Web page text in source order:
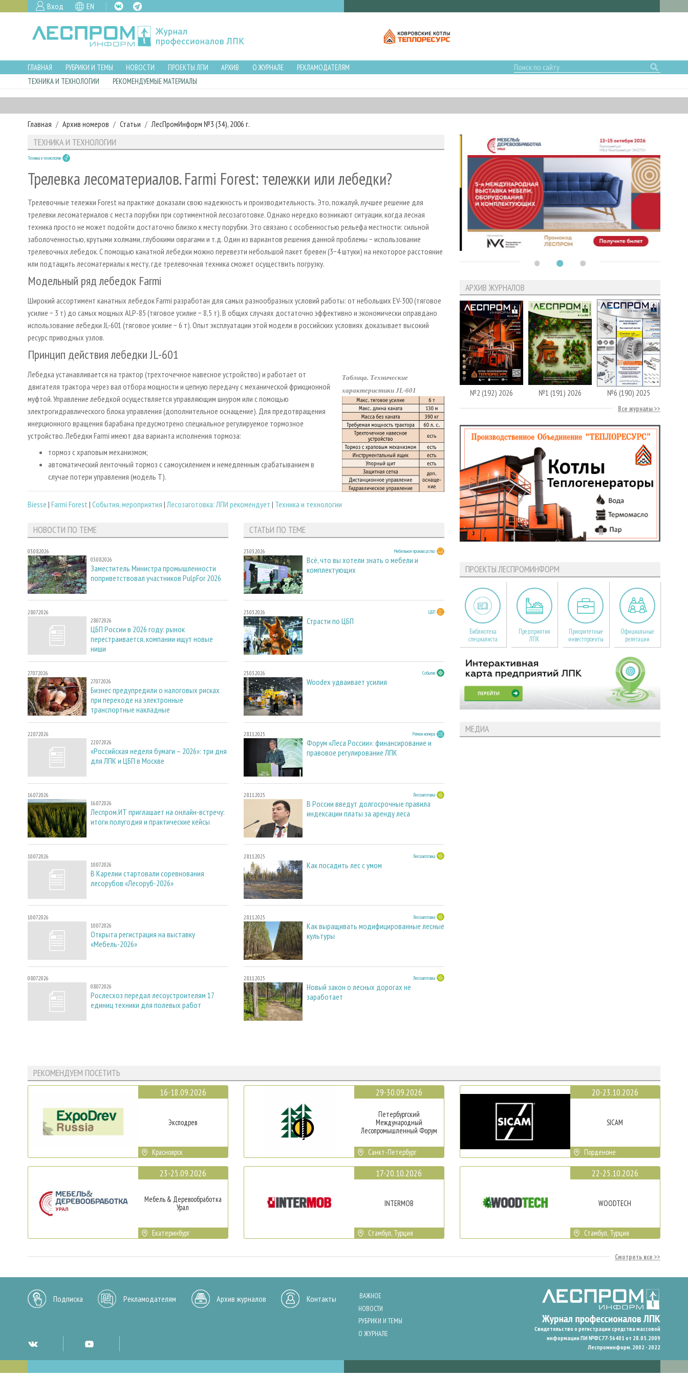
Вход EN
ГЛАВНАЯ РУБРИКИ И ТЕМЫ НОВОСТИ ПРОЕКТЫ ЛПИ АРХИВ О ЖУРНАЛЕ
РЕКЛАМОДАТЕЛЯМ
ТЕХНИКА И ТЕХНОЛОГИИ
РЕКОМЕНДУЕМЫЕ МАТЕРИАЛЫ
Главная Архив номеров Статьи ЛесПромИнформ №3 (34), 2006 г.
ТЕХНИКА И ТЕХНОЛОГИИ
Техника и технологии
Трелевка лесоматериалов. Farmi Forest: тележки или лебедки?
Трелевочные тележки Forest на практике доказали свою надежность и производительность. Это, пожалуй, лучшее решение для
трелевки лесоматериалов с места порубки при сортиментной лесозаготовке. Однако нередко возникают ситуации, когда лесная
техника просто не может подойти достаточно близко к месту порубки. Это связано с особенностью рельефа местности: сильной
заболоченностью, крутыми холмами, глубокими оврагами и т.д. Один из вариантов решения данной проблемы − использование
трелевочных лебедок. С помощью канатной лебедки можно перевезти небольшой пакет бревен (3−4 штуки) на некоторое расстояние
или подтащить лесоматериалы к месту, где трелевочная техника сможет осуществить погрузку.
Модельный ряд лебедок Farmi
Широкий ассортимент канатных лебедок Farmi разработан для самых разнообразных условий работы: от небольших EV-300 (тяговое
усилие − 3 т) до самых мощных ALP-85 (тяговое усилие − 8,5 т). В общих случаях дос­таточно эффективно и экономически оправдано
использование лебедки JL-601 (тяговое усилие − 6 т). Опыт эксплуатации этой модели в российских условиях доказывает высокий
ресурс приводных узлов.
Принцип действия лебедки JL-601
Таблица. Технические
характеристики JL-601
Лебедка устанавливается на трактор (трехточечное навесное устройство) и работает от
двигателя трактора через вал отбора мощности и цепную передачу с механической фрикционной
муфтой. Управление лебедкой осуществляется управляющим шнуром или с помощью
электрогидравлического блока управления (дополнительное оснащение). Для предотвращения
инерционного вращения барабана предусмотрено специальное регулируемое тормозное
устройство. Лебедки Farmi имеют два варианта исполнения тормоза:
тормоз с храповым механизмом;
автоматический ленточный тормоз с самоусилением и немедленным срабатыванием в
случае потери управления (модель T).
Biesse | Farmi Forest | События, мероприятия | Лесозаготовка: ЛПИ рекомендует | Техника и технологии
НОВОСТИ ПО ТЕМЕ
03.08.2026
03.08.2026
Заместитель Министра промышленности
поприветствовал участников PulpFor 2026
28.07.2026
28.07.2026
ЦБП России в 2026 году: рынок
перестраивается, компании ищут новые
ниши
27.07.2026
27.07.2026
Бизнес предупредили о налоговых рисках
при переходе на электронные
транспортные накладные
22.07.2026
22.07.2026
«Российская неделя бумаги – 2026»: три дня
для ЛПК и ЦБП в Москве
16.07.2026
16.07.2026
Леспром.ИТ приглашает на онлайн-встречу:
итоги полугодия и практические кейсы
10.07.2026
10.07.2026
В Карелии стартовали соревнования
лесорубов «Лесоруб-2026»
10.07.2026
10.07.2026
Открыта регистрация на выставку
«Мебель-2026»
08.07.2026
08.07.2026
Рослесхоз передал лесоустроителям 17
единиц техники для полевых работ
СТАТЬИ ПО ТЕМЕ
23.03.2026 Мебельное производство
Всё, что вы хотели знать о мебели и
комплектующих
23.03.2026 ЦБП
Страсти по ЦБП
23.03.2026 События
Woodex удваивает усилия
28.11.2025 Регион номера
Форум «Леса России»: финансирование и
правовое регулирование ЛПК
28.11.2025 Лесозаготовка
В России введут долгосрочные правила
индексации платы за аренду леса
28.11.2025 Лесозаготовка
Как посадить лес с умом
28.11.2025 Лесозаготовка
Как выращивать модифицированные лесные
культуры
28.11.2025 Лесозаготовка
Новый закон о лесных дорогах не
заработает
АРХИВ ЖУРНАЛОВ
№2 (192) 2026 №1 (191) 2026 №6 (190) 2025
Все журналы
ПРОЕКТЫ ЛЕСПРОМИНФОРМ
Библиотека
специалиста
Предприятия
ЛПК
Приоритетные
инвестпроекты
Официальные
делегации
МЕДИА
РЕКОМЕНДУЕМ ПОСЕТИТЬ
16-18.09.2026
Эксподрев
Красноярск
23-25.09.2026
Мебель & Деревообработка
Урал
Екатеринбург
29-30.09.2026
Петербургский
Международный
Лесопромышленный Форум
Санкт-Петербург
17-20.10.2026
INTERMOB
Стамбул, Турция
20-23.10.2026
SICAM
Порденоне
22-25.10.2026
WOODTECH
Стамбул, Турция
Смотреть все
Подписка Рекламодателям Архив журналов Контакты
ВАЖНОЕ
НОВОСТИ
РУБРИКИ И ТЕМЫ
О ЖУРНАЛЕ
Свидетельство о регистрации средства массовой
информации ПИ №ФС77-36401 от 28.05.2009
Леспроминформ. 2002 - 2022